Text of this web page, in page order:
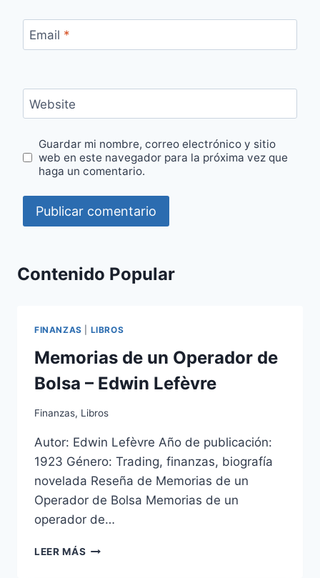
Email *
Website
Guardar mi nombre, correo electrónico y sitio
web en este navegador para la próxima vez que
haga un comentario.
Contenido Popular
FINANZAS LIBROS
Memorias de un Operador de
Bolsa – Edwin Lefèvre
Finanzas, Libros
Autor: Edwin Lefèvre Año de publicación:
1923 Género: Trading, finanzas, biografía
novelada Reseña de Memorias de un
Operador de Bolsa Memorias de un
operador de…
LEER MÁS MEMORIAS